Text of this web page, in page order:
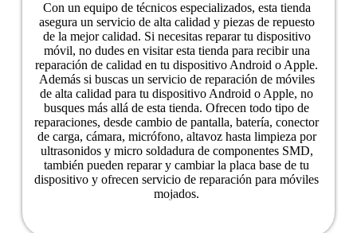
Con un equipo de técnicos especializados, esta tienda
asegura un servicio de alta calidad y piezas de repuesto
de la mejor calidad. Si necesitas reparar tu dispositivo
móvil, no dudes en visitar esta tienda para recibir una
reparación de calidad en tu dispositivo Android o Apple.
Además si buscas un servicio de reparación de móviles
de alta calidad para tu dispositivo Android o Apple, no
busques más allá de esta tienda. Ofrecen todo tipo de
reparaciones, desde cambio de pantalla, batería, conector
de carga, cámara, micrófono, altavoz hasta limpieza por
ultrasonidos y micro soldadura de componentes SMD,
también pueden reparar y cambiar la placa base de tu
dispositivo y ofrecen servicio de reparación para móviles
mojados.
Ver ficha del negocio